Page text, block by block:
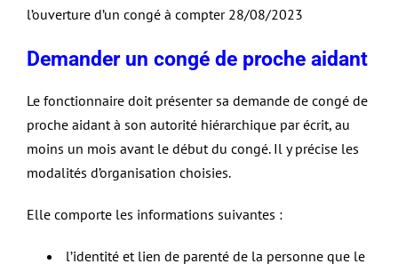
l’ouverture d’un congé à compter 28/08/2023
Demander un congé de proche aidant
Le fonctionnaire doit présenter sa demande de congé de
proche aidant à son autorité hiérarchique par écrit, au
moins un mois avant le début du congé. Il y précise les
modalités d’organisation choisies.
Elle comporte les informations suivantes :
l’identité et lien de parenté de la personne que le